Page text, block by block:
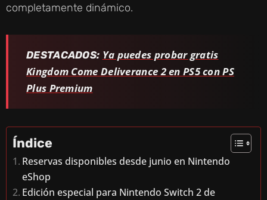
completamente dinámico.
DESTACADOS: Ya puedes probar gratis
Kingdom Come Deliverance 2 en PS5 con PS
Plus Premium
Índice
Reservas disponibles desde junio en Nintendo
eShop
Edición especial para Nintendo Switch 2 de